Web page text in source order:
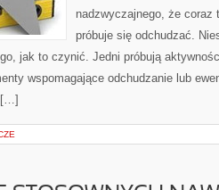
nadzwyczajnego, że coraz
próbuje się odchudzać.
jak to czynić. Jedni próbują
wspomagające odchudzanie lub
[…]